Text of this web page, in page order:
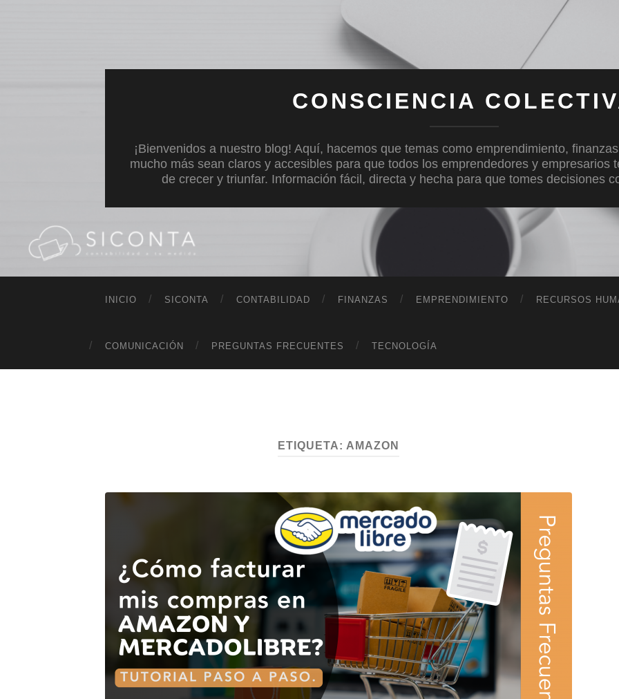
CONSCIENCIA
¡Bienvenidos a nuestro blog! Aquí, hacemos que temas como emprendimiento,
mucho más sean claros y accesibles para que todos los emprendedores y empresarios
de crecer y triunfar. Información fácil, directa y hecha para que tomes decisiones
INICIO SICONTA CONTABILIDAD FINANZAS EMPRENDIMIENTO RECURSOS
COMUNICACIÓN PREGUNTAS FRECUENTES TECNOLOGÍA
ETIQUETA: AMAZON